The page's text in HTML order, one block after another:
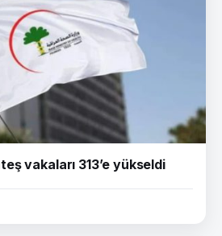
vakaları 313’e yükseldi